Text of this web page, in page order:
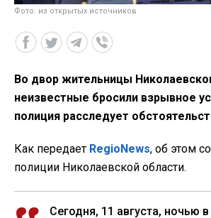
Фото: из открытых источников
Во двор жительницы
неизвестные бросили взрывное
полиция расследует
Как передает RegioNews, об этом
полиции Николаевской области.
Сегодня, 11 августа, ночью